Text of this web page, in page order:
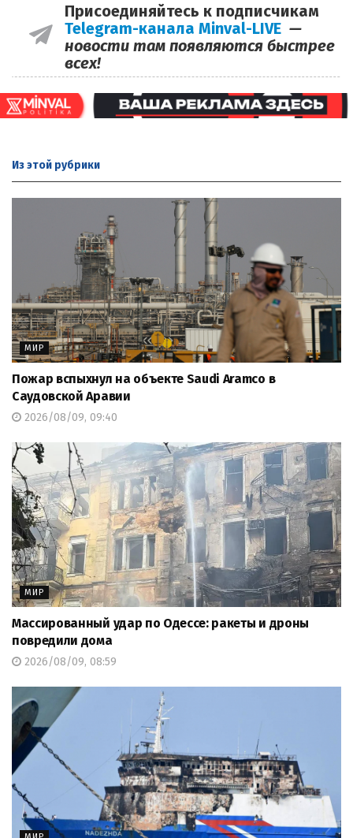
Присоединяйтесь к подписчикам
Telegram-канала Minval-LIVE —
новости там появляются быстрее
всех!
Из этой рубрики
МИР
Пожар вспыхнул на объекте Saudi Aramco в
Саудовской Аравии
2026/08/09, 09:40
МИР
Массированный удар по Одессе: ракеты и дроны
повредили дома
2026/08/09, 08:59